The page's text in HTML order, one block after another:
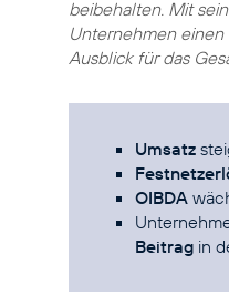
beibehalten. Mit
Unternehmen
Ausblick für das
Umsatz
OIBDA
Beitrag in